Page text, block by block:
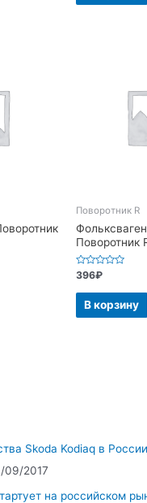
Skoda Kodiaq в
09/2017
на российском
Поворотник R
Поворотник
Оценка
0
из
396₽
В корзину